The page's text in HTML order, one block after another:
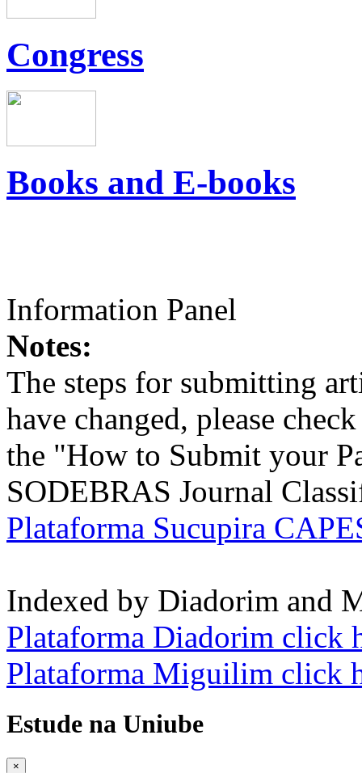
Congress
Books and E-books
Information Panel
Notes:
The steps for submitting
have changed, please
the "How to Submit your
SODEBRAS Journal
Plataforma Sucupira
Indexed by Diadorim and
Plataforma Diadorim click
Plataforma Miguilim click
Estude na Uniube
×